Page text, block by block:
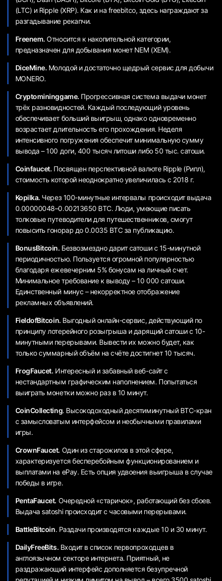
(LTC) и Ripple (XRP). Как и на freebitco, здесь награждают за
разгадывание рекапчи.
Freenem. Относится к накопительной категории,
предназначен для добывания монет NEM (ХЕМ).
DiceMine. Молодой и достаточно щедрый сервис для добычи
MONERO.
Cryptomininggame. Прогрессивная система выдачи монет
трёх разновидностей. Каждый последующий уровень
обеспечивает больший выигрыш, однако одновременно
возрастает длительность его прохождения. Неделя
интенсивного погружения обеспечит минимальную сумму
вывода – 100 доги, 400 тысяч литоши либо 50 тыс. сатоши.
Coinfaucet. Посвящен перспективной валюте Ripple (Рипл),
стоимость которой неоднократно увеличилась с 2018 г.
Kopilka. Через 100-минутные интервалы происходит выдача
0.00000048–0.00213650 ВТС. Люди, умеющие писать
толковые путеводители для путешественников, смогут
повысить гонорар до 0.0035 BTC за публикацию.
BonusBitcoin. Безвозмездно дарит сатоши с 15-минутной
периодичностью. Пользуется огромной популярностью
благодаря ежевечерним 5% бонусам на личный счет.
Минимальное требование к выводу – 10 000 сатоши.
Единственный минус – некорректное отображение
рекламных объявлений.
FieldofBitcoin. Выгодный онлайн-сервис, действующий по
принципу лотерейного розыгрыша и дарящий сатоши с 10-
минутными перерывами. Вывести их можно будет, как
только суммарный объём на счёте достигнет 10 тысяч.
FrogFaucet. Интересный и забавный веб-сайт с
нестандартным графическим наполнением. Попытаться
выиграть монетки можно раз в 10 минут.
CoinCollecting. Высокодоходный десятиминутный ВТС-кран
с замысловатым интерфейсом и необычными правилами
игры.
CrownFaucet. Один из старожилов в этой сфере,
характеризуется бесперебойным функционированием и
выплатами на ePay. Есть опция удвоения выигрыша в случае
победы в игре.
PentaFaucet. Очередной «старичок», работающий без сбоев.
Выдача satoshi происходит с часовыми перерывами.
BattleBitcoin. Раздачи производятся каждые 10 и 30 минут.
DailyFreeBits. Входит в список первопроходцев в
англоязычном секторе интернета. Приятный, не
раздражающий интерфейс дополняется безупречной